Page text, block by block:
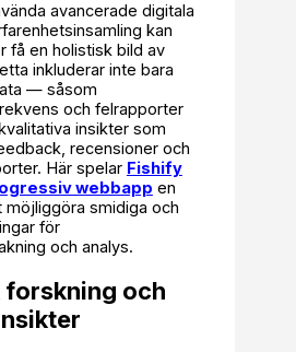
avancerade digitala
kan
få en holistisk bild av
inkluderar inte bara
— såsom
och felrapporter
insikter som
recensioner och
Här spelar Fishify
webbapp en
möjliggöra smidiga och
för
och analys.
forskning och